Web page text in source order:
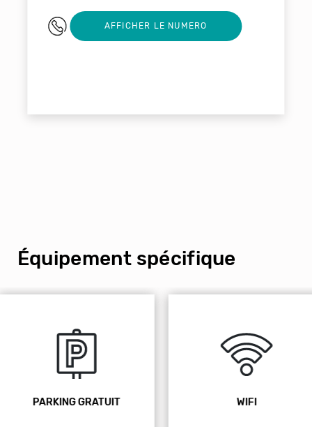
05 53 68 23 00
AFFICHER LE NUMERO
Équipement spécifique
WIFI ANIMAUX